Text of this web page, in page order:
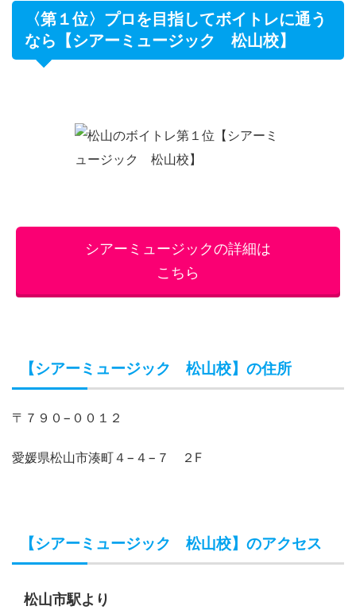
〈第１位〉プロを目指してボイトレに通う
なら【シアーミュージック 松山校】
シアーミュージックの詳細は
こちら
【シアーミュージック 松山校】の住所
〒７９０−００１２
愛媛県松山市湊町４−４−７ ２F
【シアーミュージック 松山校】のアクセス
松山市駅より